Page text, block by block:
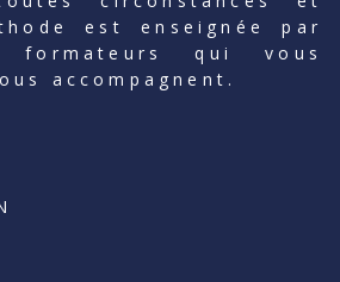
est enseignée par
formateurs qui vous
accompagnent.